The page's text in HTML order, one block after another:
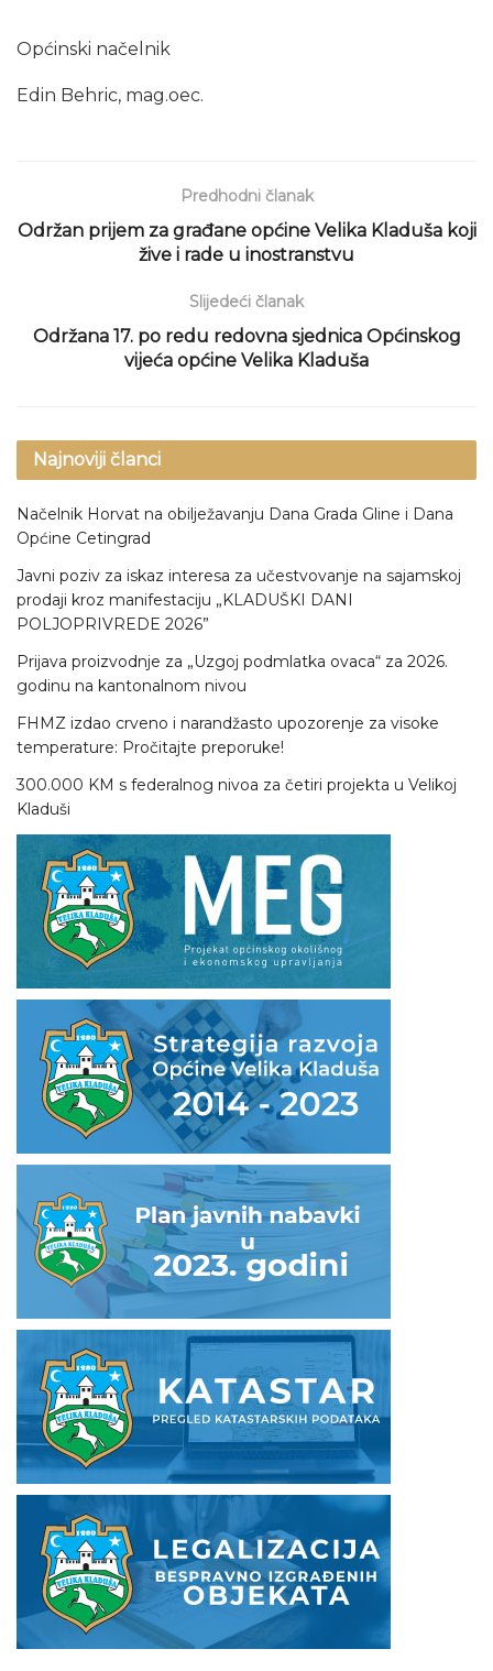
Općinski načelnik
Edin Behric, mag.oec.
Predhodni članak
Održan prijem za građane općine Velika Kladuša koji
žive i rade u inostranstvu
Slijedeći članak
Održana 17. po redu redovna sjednica Općinskog
vijeća općine Velika Kladuša
Najnoviji članci
Načelnik Horvat na obilježavanju Dana Grada Gline i Dana
Općine Cetingrad
Javni poziv za iskaz interesa za učestvovanje na sajamskoj
prodaji kroz manifestaciju „KLADUŠKI DANI
POLJOPRIVREDE 2026”
Prijava proizvodnje za „Uzgoj podmlatka ovaca“ za 2026.
godinu na kantonalnom nivou
FHMZ izdao crveno i narandžasto upozorenje za visoke
temperature: Pročitajte preporuke!
300.000 KM s federalnog nivoa za četiri projekta u Velikoj
Kladuši